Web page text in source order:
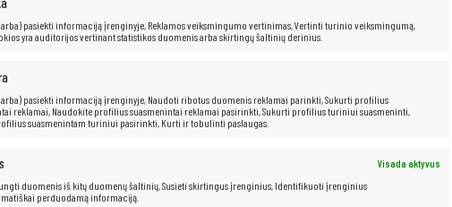
pasiekti informaciją įrenginyje, Reklamos veiksmingumo vertinimas, Vertinti turinio veiksmingumą,
yra auditorijos vertinant statistikos duomenis arba skirtingų šaltinių derinius.
pasiekti informaciją įrenginyje, Naudoti ribotus duomenis reklamai parinkti, Sukurti profilius
reklamai, Naudokite profilius suasmenintai reklamai pasirinkti, Sukurti profilius turiniui suasmeninti,
suasmenintam turiniui pasirinkti, Kurti ir tobulinti paslaugas.
Visada aktyvus
duomenis iš kitų duomenų šaltinių, Susieti skirtingus įrenginius, Identifikuoti įrenginius
perduodamą informaciją.
RAM:8 GB